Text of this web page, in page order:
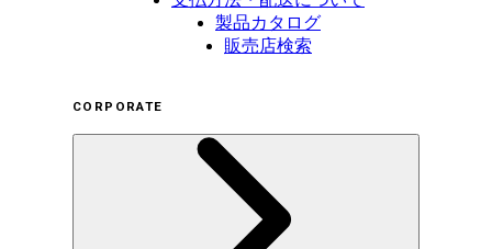
製品カタログ
販売店検索
CORPORATE